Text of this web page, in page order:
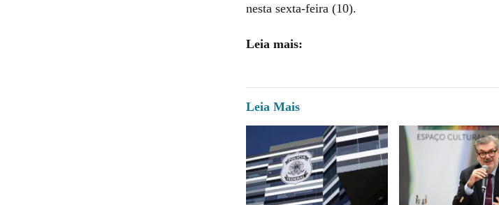
nesta sexta-feira (10).
Leia mais:
Leia Mais